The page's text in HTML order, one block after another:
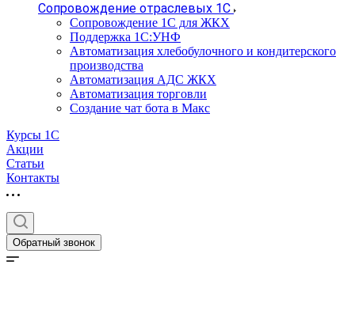
Сопровождение отраслевых 1С
Сопровождение 1С для ЖКХ
Поддержка 1С:УНФ
Автоматизация хлебобулочного и кондитерского
производства
Автоматизация АДС ЖКХ
Автоматизация торговли
Создание чат бота в Макс
Курсы 1С
Акции
Статьи
Контакты
Обратный звонок